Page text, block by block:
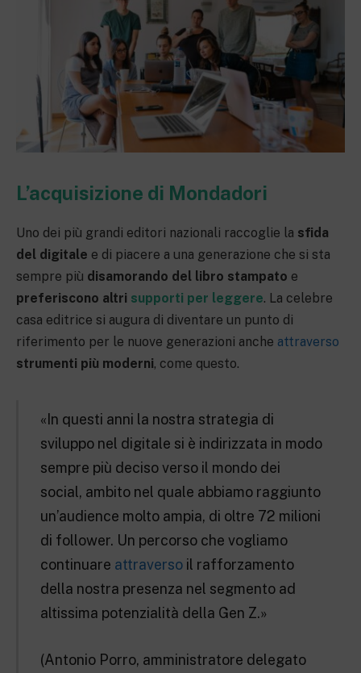
L’acquisizione di Mondadori
Uno dei più grandi editori nazionali raccoglie la sfida
del digitale e di piacere a una generazione che si sta
sempre più disamorando del libro stampato e
preferiscono altri supporti per leggere. La celebre
casa editrice si augura di diventare un punto di
riferimento per le nuove generazioni anche attraverso
strumenti più moderni, come questo.
«In questi anni la nostra strategia di
sviluppo nel digitale si è indirizzata in modo
sempre più deciso verso il mondo dei
social, ambito nel quale abbiamo raggiunto
un’audience molto ampia, di oltre 72 milioni
di follower. Un percorso che vogliamo
continuare attraversoil rafforzamento
della nostra presenza nel segmento ad
altissima potenzialità della Gen Z.»
(Antonio Porro, amministratore delegato